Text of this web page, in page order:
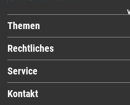
Themen
Rechtliches
Service
Kontakt